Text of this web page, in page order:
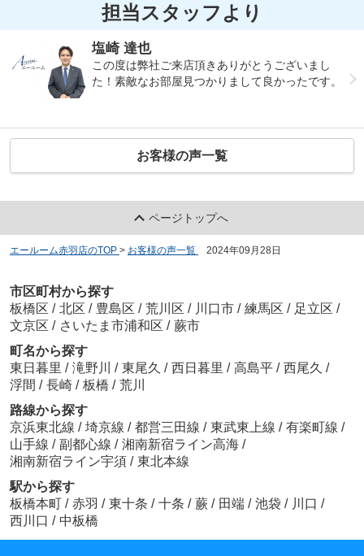
担当スタッフより
塩崎 達也
この度は弊社ご来店頂きありがとうございまし
た！素敵なお部屋見つかりまして良かったです。
お客様の声一覧
ページトップへ
エールーム赤羽店のTOP > お客様の声一覧 2024年09月28日
市区町村から探す
板橋区 / 北区 / 豊島区 / 荒川区 / 川口市 / 練馬区 / 足立区 /
文京区 / さいたま市浦和区 / 蕨市
町名から探す
東日暮里 / 滝野川 / 東尾久 / 西日暮里 / 高島平 / 西尾久 /
浮間 / 長崎 / 板橋 / 荒川
路線から探す
京浜東北線 / 埼京線 / 都営三田線 / 東武東上線 / 有楽町線 /
山手線 / 副都心線 / 湘南新宿ライン高海 /
湘南新宿ライン宇須 / 東北本線
駅から探す
板橋本町 / 赤羽 / 東十条 / 十条 / 蕨 / 田端 / 池袋 / 川口 /
西川口 / 中板橋